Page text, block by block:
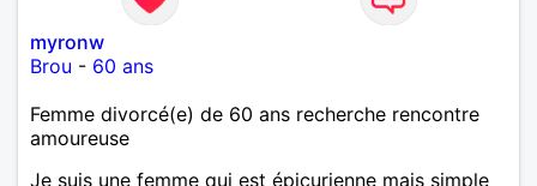
myronw
Brou - 60 ans
Femme divorcé(e) de 60 ans recherche rencontre
amoureuse
Je suis une femme qui est épicurienne mais simple